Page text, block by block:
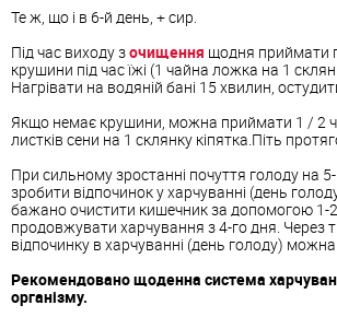
Те ж, що і в 6-й день, + сир.
Під час виходу зочищення щодня приймати
крушини під час їжі (1 чайна ложка на 1
Нагрівати на водяній бані 15 хвилин,
Якщо немає крушини, можна приймати 1 / 2
листків сени на 1 склянку кіпятка.Піть
При сильному зростанні почуття голоду на
зробити відпочинок у харчуванні (день
бажано очистити кишечник за допомогою 1-2
продовжувати харчування з 4-го дня. Через
відпочинку в харчуванні (день голоду)
Рекомендовано щоденна система
організму.